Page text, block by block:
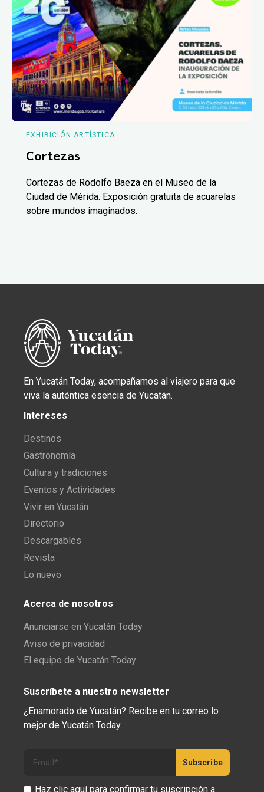
EXHIBICIÓN ARTÍSTICA
Cortezas
Cortezas de Rodolfo Baeza en el Museo de la
Ciudad de Mérida. Exposición gratuita de acuarelas
sobre mundos imaginados.
En Yucatán Today, acompañamos al viajero para que
viva la auténtica esencia de Yucatán.
Intereses
Destinos
Gastronomía
Cultura y tradiciones
Eventos y Actividades
Vivir en Yucatán
Directorio
Descargables
Revista
Lo nuevo
Acerca de nosotros
Anunciarse en Yucatán Today
Aviso de privacidad
El equipo de Yucatán Today
Suscríbete a nuestro newsletter
¿Enamorado de Yucatán? Recibe en tu correo lo
mejor de Yucatán Today.
Haz clic aquí para confirmar tu suscripción a